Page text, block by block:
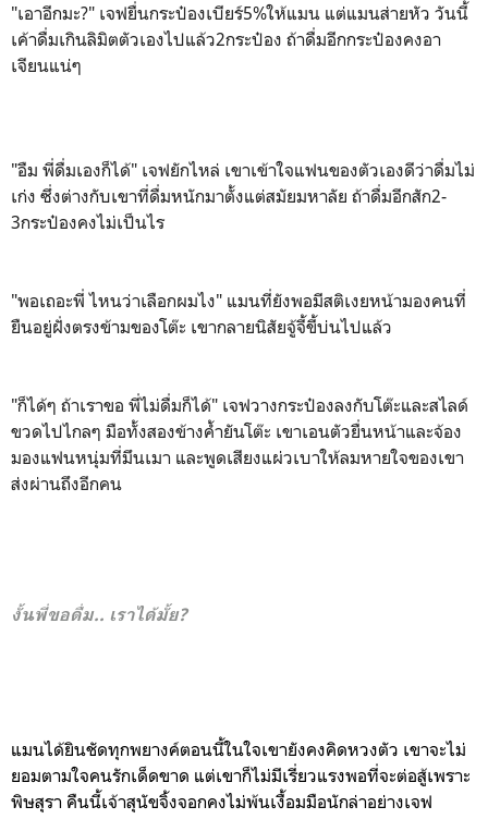
"เอาอีกมะ?" เจฟยื่นกระป๋องเบียร์5%ให้แมน แต่แมนส่ายหัว วันนี้
เค้าดื่มเกินลิมิตตัวเองไปแล้ว2กระป๋อง ถ้าดื่มอีกกระป๋องคงอา
เจียนแน่ๆ
"อืม พี่ดื่มเองก็ได้" เจฟยักไหล่ เขาเข้าใจแฟนของตัวเองดีว่าดื่มไม่
เก่ง ซึ่งต่างกับเขาที่ดื่มหนักมาตั้งแต่สมัยมหาลัย ถ้าดื่มอีกสัก2-
3กระป๋องคงไม่เป็นไร
"พอเถอะพี่ ไหนว่าเลือกผมไง" แมนที่ยังพอมีสติเงยหน้ามองคนที่
ยืนอยู่ฝั่งตรงข้ามของโต๊ะ เขากลายนิสัยจู้จี้ขี้บ่นไปแล้ว
"ก็ได้ๆ ถ้าเราขอ พี่ไม่ดื่มก็ได้" เจฟวางกระป๋องลงกับโต๊ะและสไลด์
ขวดไปไกลๆ มือทั้งสองข้างค้ำยันโต๊ะ เขาเอนตัวยื่นหน้าและจ้อง
มองแฟนหนุ่มที่มึนเมา และพูดเสียงแผ่วเบาให้ลมหายใจของเขา
ส่งผ่านถึงอีกคน
งั้นพี่ขอดื่ม.. เราได้มั้ย?
แมนได้ยินชัดทุกพยางค์ตอนนี้ในใจเขายังคงคิดหวงตัว เขาจะไม่
ยอมตามใจคนรักเด็ดขาด แต่เขาก็ไม่มีเรี่ยวแรงพอที่จะต่อสู้เพราะ
พิษสุรา คืนนี้เจ้าสุนัขจิ้งจอกคงไม่พ้นเงื้อมมือนักล่าอย่างเจฟ